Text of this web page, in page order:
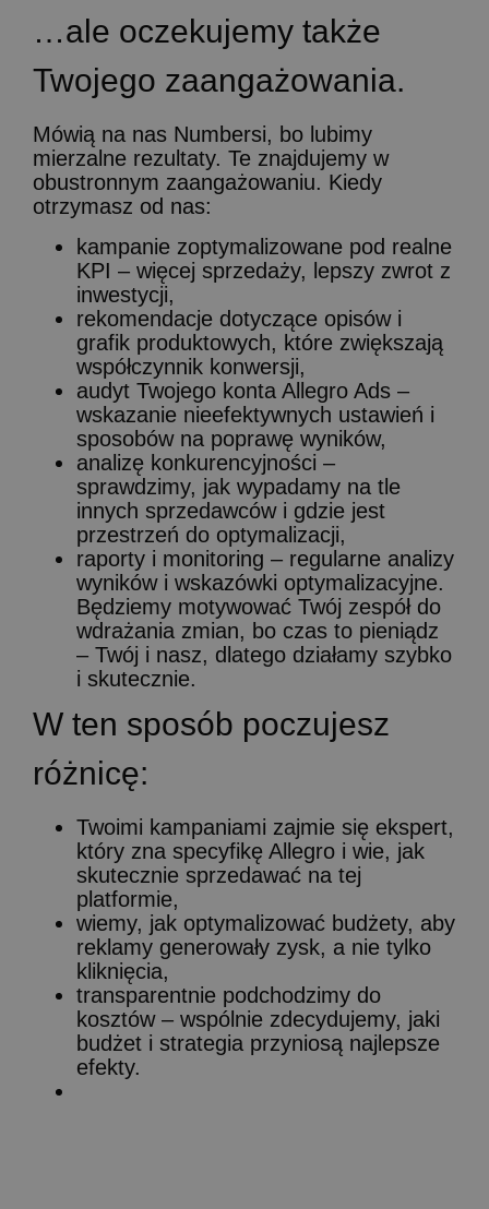
…ale oczekujemy także
Twojego zaangażowania.
Mówią na nas Numbersi, bo lubimy
mierzalne rezultaty. Te znajdujemy w
obustronnym zaangażowaniu. Kiedy
otrzymasz od nas:
kampanie zoptymalizowane pod realne
KPI – więcej sprzedaży, lepszy zwrot z
inwestycji,
rekomendacje dotyczące opisów i
grafik produktowych, które zwiększają
współczynnik konwersji,
audyt Twojego konta Allegro Ads –
wskazanie nieefektywnych ustawień i
sposobów na poprawę wyników,
analizę konkurencyjności –
sprawdzimy, jak wypadamy na tle
innych sprzedawców i gdzie jest
przestrzeń do optymalizacji,
raporty i monitoring – regularne analizy
wyników i wskazówki optymalizacyjne.
Będziemy motywować Twój zespół do
wdrażania zmian, bo czas to pieniądz
– Twój i nasz, dlatego działamy szybko
i skutecznie.
W ten sposób poczujesz
różnicę:
Twoimi kampaniami zajmie się ekspert,
który zna specyfikę Allegro i wie, jak
skutecznie sprzedawać na tej
platformie,
wiemy, jak optymalizować budżety, aby
reklamy generowały zysk, a nie tylko
kliknięcia,
transparentnie podchodzimy do
kosztów – wspólnie zdecydujemy, jaki
budżet i strategia przyniosą najlepsze
efekty.